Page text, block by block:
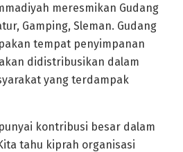
meresmikan Gudang
Gamping, Sleman. Gudang
tempat penyimpanan
didistribusikan dalam
yang terdampak
kontribusi besar dalam
tahu kiprah organisasi